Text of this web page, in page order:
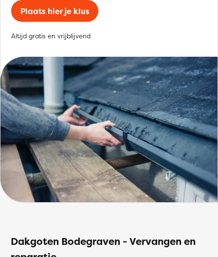
Plaats hier je klus
Altijd gratis en vrijblijvend
Dakgoten Bodegraven - Vervangen en